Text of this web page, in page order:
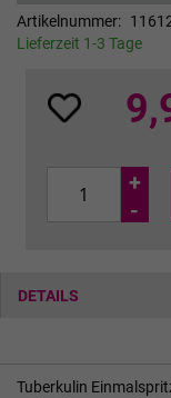
Artikelnummer
Lieferzeit 1-3 Tage
+
-
DETAILS
Tuberkulin